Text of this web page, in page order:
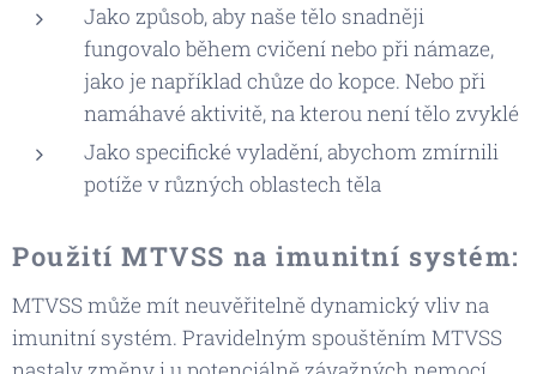
Jako způsob, aby naše tělo snadněji
fungovalo během cvičení nebo při námaze,
jako je například chůze do kopce. Nebo při
namáhavé aktivitě, na kterou není tělo zvyklé
Jako specifické vyladění, abychom zmírnili
potíže v různých oblastech těla
Použití MTVSS na imunitní systém:
MTVSS může mít neuvěřitelně dynamický vliv na
imunitní systém. Pravidelným spouštěním MTVSS